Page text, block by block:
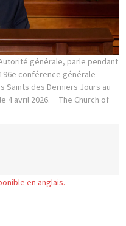
générale, parle pendant
conférence générale
Saints des Derniers Jours au
4 avril 2026.
The Church of
en anglais.